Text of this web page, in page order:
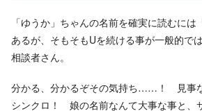
「ゆうか」ちゃんの名前を確実に読むに
あるが、そもそもUを続ける事が一般的で
相談者さん。
分かる、分かるぞその気持ち……！ 見事
シンクロ！ 娘の名前なんて大事な事と、